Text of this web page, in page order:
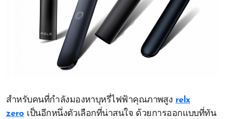
สำหรับคนที่กำลังมองหาบุหรี่ไฟฟ้าคุณภาพสูง relx
zero เป็นอีกหนึ่งตัวเลือกที่น่าสนใจ ด้วยการออกแบบที่ทัน